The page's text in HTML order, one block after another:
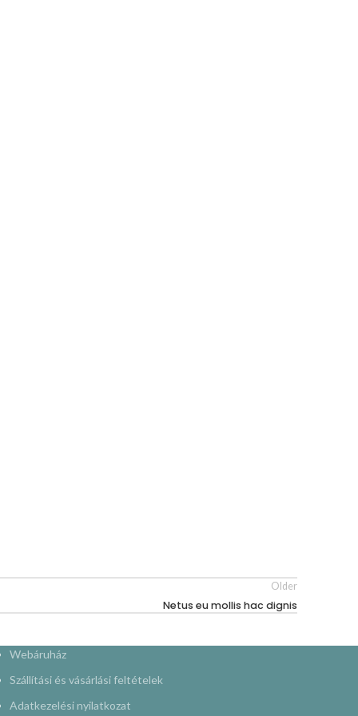
Older
Netus eu mollis hac dignis
Webáruház
Szállítási és vásárlási feltételek
Adatkezelési nyilatkozat